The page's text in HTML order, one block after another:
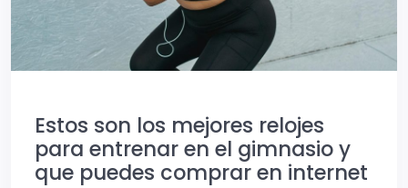
Estos son los mejores relojes
para entrenar en el gimnasio y
que puedes comprar en internet